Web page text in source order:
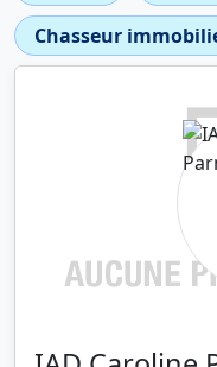
Chasseur